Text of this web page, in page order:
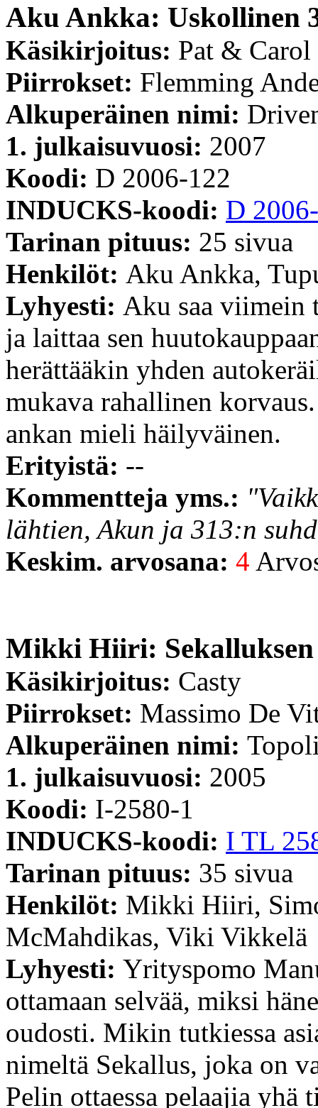
Aku Ankka: Uskollinen
Käsikirjoitus: Pat &
Piirrokset: Flemming
Alkuperäinen nimi:
1. julkaisuvuosi: 2007
Koodi: D 2006-122
INDUCKS-koodi: D
Tarinan pituus: 25 sivua
Henkilöt: Aku Ankka,
Lyhyesti: Aku saa viimein
ja laittaa sen
herättääkin yhden
mukava rahallinen
ankan mieli häilyväinen.
Erityistä: --
Kommentteja yms.:
lähtien, Akun ja 313:n
Keskim. arvosana: 4
Mikki Hiiri: Sekalluksen
Käsikirjoitus: Casty
Piirrokset: Massimo De
Alkuperäinen nimi:
1. julkaisuvuosi: 2005
Koodi: I-2580-1
INDUCKS-koodi: I TL
Tarinan pituus: 35 sivua
Henkilöt: Mikki Hiiri,
McMahdikas, Viki Vikkelä
Lyhyesti: Yrityspomo
ottamaan selvää, miksi
oudosti. Mikin tutkiessa
nimeltä Sekallus, joka on
Pelin ottaessa pelaajia